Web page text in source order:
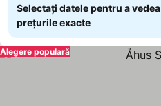
Selectați datele pentru a vedea
prețurile exacte
Alegere populară